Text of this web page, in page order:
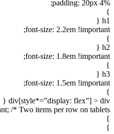
padding: 20px 4%;
}
h1 {
font-size: 2.2em !important;
}
h2 {
font-size: 1.8em !important;
}
h3 {
font-size: 1.5em !important;
}
div[style*=”display: flex”] > div {
/* Two items per row on tablets */
}
}